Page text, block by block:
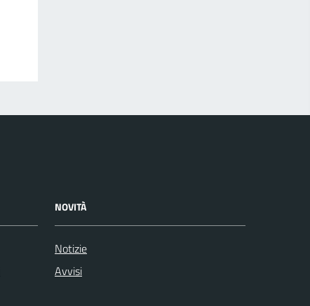
NOVITÀ
Notizie
Avvisi